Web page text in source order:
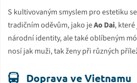
S kultivovaným smyslem pro estetiku
tradičním oděvům, jako jeAo Dai,
národní identity, ale také oblíbeným
nosí jak muži, tak ženy při různých
Doprava ve Vietnamu